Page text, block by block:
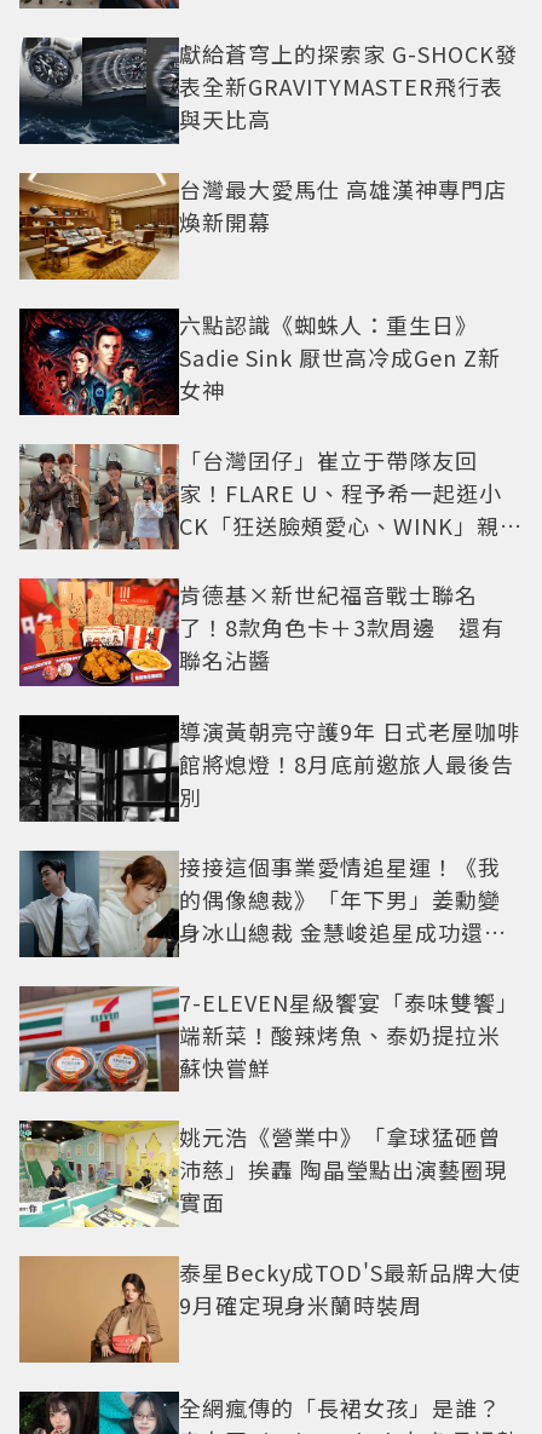
獻給蒼穹上的探索家 G-SHOCK發
表全新GRAVITYMASTER飛行表
與天比高
台灣最大愛馬仕 高雄漢神專門店
煥新開幕
六點認識《蜘蛛人：重生日》
Sadie Sink 厭世高冷成Gen Z新
女神
「台灣囝仔」崔立于帶隊友回
家！FLARE U、程予希一起逛小
CK「狂送臉頰愛心、WINK」親曝
肯德基×新世紀福音戰士聯名
了！8款角色卡＋3款周邊 還有
聯名沾醬
導演黃朝亮守護9年 日式老屋咖啡
館將熄燈！8月底前邀旅人最後告
別
接接這個事業愛情追星運！《我
的偶像總裁》「年下男」姜勳變
身冰山總裁 金慧峻追星成功還偶
7-ELEVEN星級饗宴「泰味雙饗」
端新菜！酸辣烤魚、泰奶提拉米
蘇快嘗鮮
姚元浩《營業中》「拿球猛砸曾
沛慈」挨轟 陶晶瑩點出演藝圈現
實面
泰星Becky成TOD'S最新品牌大使
9月確定現身米蘭時裝周
全網瘋傳的「長裙女孩」是誰？